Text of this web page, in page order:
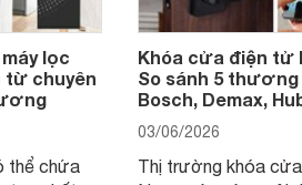
lọc
chuyên
thể chứa
Khóa cửa điện tử
So sánh 5 thương
Bosch, Demax,
03/06/2026
Thị trường khóa